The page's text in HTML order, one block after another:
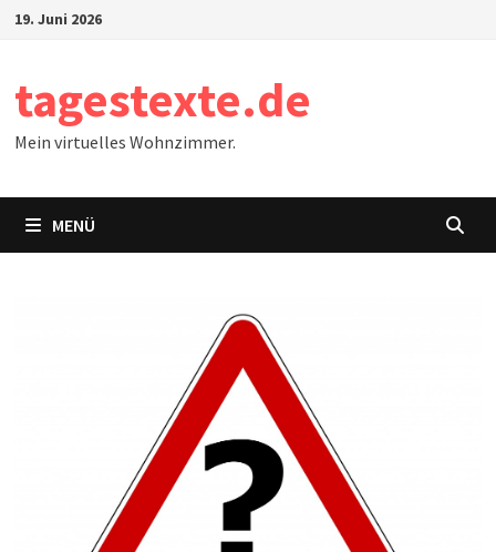
Zum19. Juni 2026
tagestexte.de
Mein virtuelles Wohnzimmer.
MENÜ